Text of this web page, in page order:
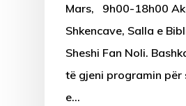
Mars, 9h00-18h00
Shkencave, Salla e
Sheshi Fan Noli.
të gjeni programin për
e…